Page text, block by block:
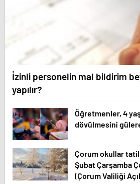
İzinli personelin mal bildirim
yapılır?
Öğretmenler, 4
dövülmesini
Çorum okullar tatil
Şubat Çarşamba
(Çorum Valiliği